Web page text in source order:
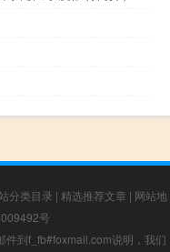
分类目录 | 精选推荐文章 | 网站地
号
件到f_fb#foxmail.com说明，我们